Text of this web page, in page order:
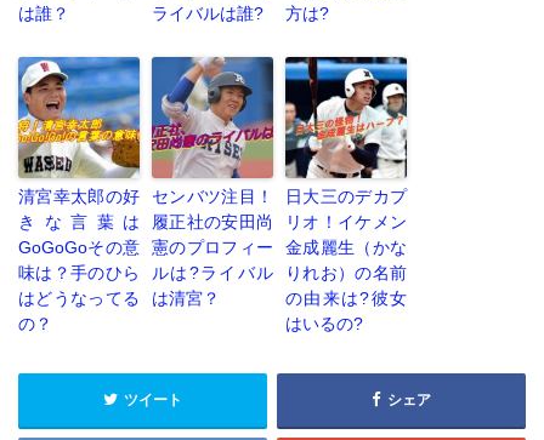
は誰？
ライバルは誰?
方は?
清宮幸太郎の好
きな言葉は
GoGoGoその意
味は？手のひら
はどうなってる
の？
センバツ注目！
履正社の安田尚
憲のプロフィー
ルは?ライバル
は清宮？
日大三のデカプ
リオ！イケメン
金成麗生（かな
りれお）の名前
の由来は?彼女
はいるの?
ツイート シェア